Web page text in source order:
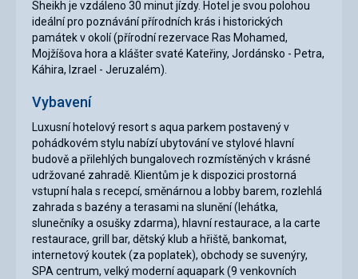
Sheikh je vzdáleno 30 minut jízdy. Hotel je svou polohou
ideální pro poznávání přírodních krás i historických
památek v okolí (přírodní rezervace Ras Mohamed,
Mojžíšova hora a klášter svaté Kateřiny, Jordánsko - Petra,
Káhira, Izrael - Jeruzalém).
Vybavení
Luxusní hotelový resort s aqua parkem postavený v
pohádkovém stylu nabízí ubytování ve stylové hlavní
budově a přilehlých bungalovech rozmístěných v krásné
udržované zahradě. Klientům je k dispozici prostorná
vstupní hala s recepcí, směnárnou a lobby barem, rozlehlá
zahrada s bazény a terasami na slunění (lehátka,
slunečníky a osušky zdarma), hlavní restaurace, a la carte
restaurace, grill bar, dětský klub a hřiště, bankomat,
internetový koutek (za poplatek), obchody se suvenýry,
SPA centrum, velký moderní aquapark (9 venkovních